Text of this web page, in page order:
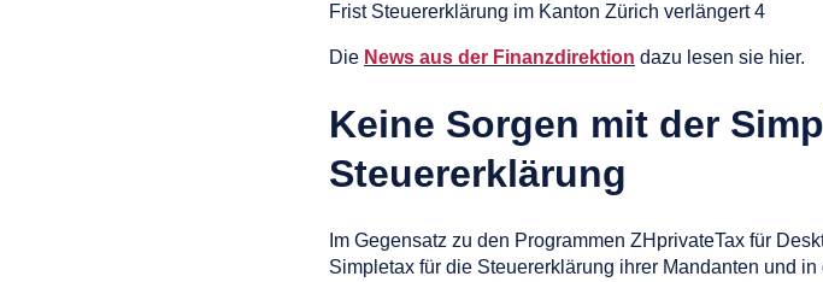
Frist Steuererklärung im Kanton Zürich verlängert 4
Die News aus der Finanzdirektion dazu lesen sie hier.
Keine Sorgen mit der
Steuererklärung
Im Gegensatz zu den Programmen ZHprivateTax für
Simpletax für die Steuererklärung ihrer Mandanten und